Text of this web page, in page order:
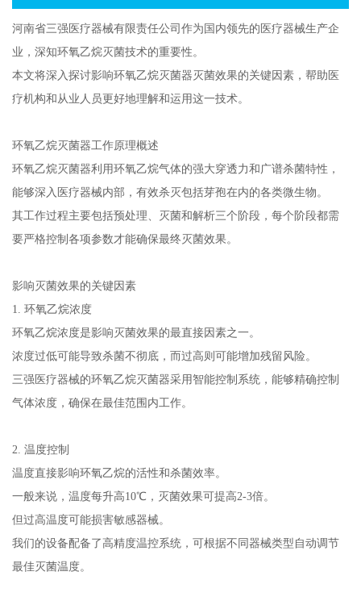
河南省三强医疗器械有限责任公司作为国内领先的医疗器械生产企
业，深知环氧乙烷灭菌技术的重要性。
本文将深入探讨影响环氧乙烷灭菌器灭菌效果的关键因素，帮助医
疗机构和从业人员更好地理解和运用这一技术。
环氧乙烷灭菌器工作原理概述
环氧乙烷灭菌器利用环氧乙烷气体的强大穿透力和广谱杀菌特性，
能够深入医疗器械内部，有效杀灭包括芽孢在内的各类微生物。
其工作过程主要包括预处理、灭菌和解析三个阶段，每个阶段都需
要严格控制各项参数才能确保最终灭菌效果。
影响灭菌效果的关键因素
1. 环氧乙烷浓度
环氧乙烷浓度是影响灭菌效果的最直接因素之一。
浓度过低可能导致杀菌不彻底，而过高则可能增加残留风险。
三强医疗器械的环氧乙烷灭菌器采用智能控制系统，能够精确控制
气体浓度，确保在最佳范围内工作。
2. 温度控制
温度直接影响环氧乙烷的活性和杀菌效率。
一般来说，温度每升高10℃，灭菌效果可提高2-3倍。
但过高温度可能损害敏感器械。
我们的设备配备了高精度温控系统，可根据不同器械类型自动调节
最佳灭菌温度。